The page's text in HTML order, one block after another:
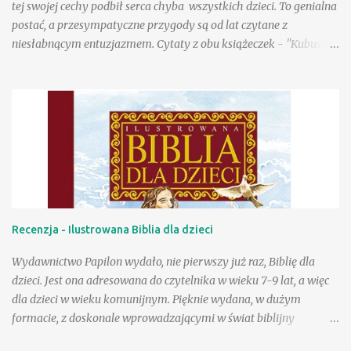
którzy lubią je, choć tego so...
tej swojej cechy podbił serca chyba wszystkich dzieci. To genialna
postać, a przesympatyczne przygody są od lat czytane z
niesłabnącym entuzjazmem. Cytaty z obu książeczek - "Kubusia
filmów pełnometrażowych, zagościł na przeróżnych gadżetach,
ubraniach, przyborach szkolnych. Tu na ogół wykorzystywany
jest jego wizerunek stworzony w wytwórni Walta Disneya.
Poczciwy, okrąglutki miś w czerwonej koszulce przyciąga przed
odbiorniki rzeszę wiernych małych fanów, a i dorośli chętnie
zerkają na jego przygody, w końcu to rzecz kultowa. Wydana
niedawno przez Egmont "Wielka księga opowieści" to
fantastyczna pozycja dla wielbicieli przygód Puchatka. W książce
same przygody to nowe teksty stworzone przez współczesnych
autorów ...
Recenzja - Ilustrowana Biblia dla dzieci
Wydawnictwo Papilon wydało, nie pierwszy już raz, Biblię dla
dzieci. Jest ona adresowana do czytelnika w wieku 7-9 lat, a więc
dla dzieci w wieku komunijnym. Pięknie wydana, w dużym
formacie, z doskonale wprowadzającymi w świat biblijny